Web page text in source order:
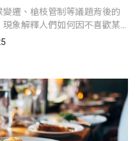
遷、槍枝管制等議題背後的
象解釋人們如何因不喜歡某
問題存在。